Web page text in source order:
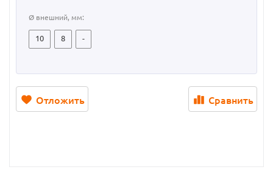
Ø внешний, мм:
10 8 -
Отложить Сравнить